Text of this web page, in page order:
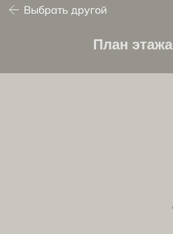
Выбрать другой
План этажа